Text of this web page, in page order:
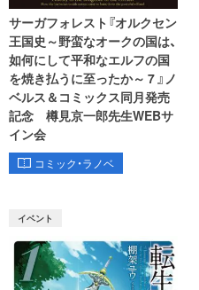
サーガフォレスト『オルクセン
王国史～野蛮なオークの国は、
如何にして平和なエルフの国
を焼き払うに至ったか～ 7 』ノ
ベルス＆コミックス同月発売
記念 樽見京一郎先生WEBサ
イン会
コミック・ラノベ
イベント